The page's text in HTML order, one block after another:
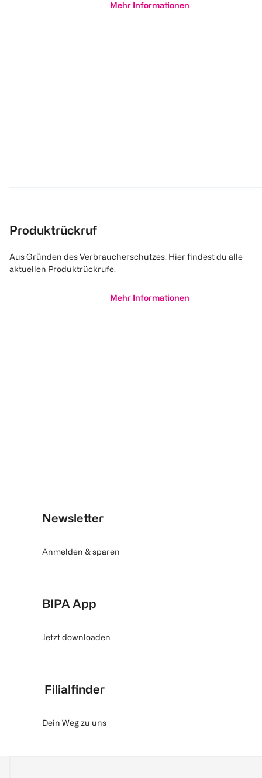
Mehr Informationen
Produktrückruf
Aus Gründen des Verbraucherschutzes. Hier findest du alle
aktuellen Produktrückrufe.
Mehr Informationen
Newsletter
Anmelden & sparen
BIPA App
Jetzt downloaden
Filialfinder
Dein Weg zu uns